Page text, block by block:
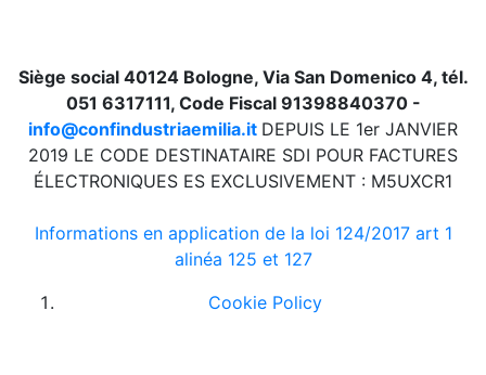
Siège social 40124 Bologne, Via San Domenico 4, tél.
051 6317111, Code Fiscal 91398840370 -
info@confindustriaemilia.it DEPUIS LE 1er JANVIER
2019 LE CODE DESTINATAIRE SDI POUR FACTURES
ÉLECTRONIQUES ES EXCLUSIVEMENT : M5UXCR1
Informations en application de la loi 124/2017 art 1
alinéa 125 et 127
Cookie Policy